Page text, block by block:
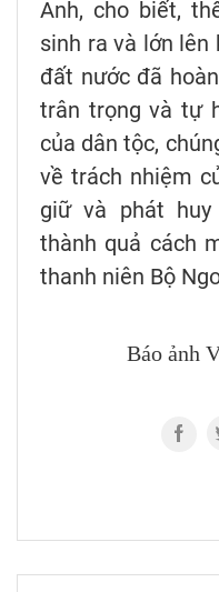
Anh, cho biết,
sinh ra và lớn lên
đất nước đã
trân trọng và tự
của dân tộc,
về trách nhiệm
giữ và phát huy
thành quả cách
thanh niên Bộ
Báo ảnh